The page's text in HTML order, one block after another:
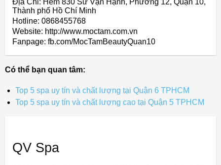
Thành phố Hồ Chí Minh
Hotline: 0868455768
Website: http://www.moctam.com.vn
Fanpage: fb.com/MocTamBeautyQuan10
Có thể bạn quan tâm:
Top 5 spa uy tín và chất lượng tại Quận 6 TPHCM
Top 5 spa uy tín và chất lượng cao tại Quận 5 TPHCM
QV Spa